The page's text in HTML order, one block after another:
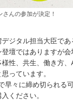
さんの参加が決定！
ジタル担当大臣であ
壇ではありますが会
性、共生、働き方、
っています。
早々に締め切られる
ください。